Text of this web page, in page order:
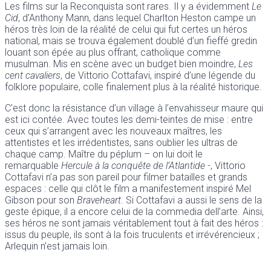
Les films sur la Reconquista sont rares. Il y a évidemment Le
Cid, d’Anthony Mann, dans lequel Charlton Heston campe un
héros très loin de la réalité de celui qui fut certes un héros
national, mais se trouva également doublé d’un fieffé gredin
louant son épée au plus offrant, catholique comme
musulman. Mis en scène avec un budget bien moindre, Les
cent cavaliers, de Vittorio Cottafavi, inspiré d’une légende du
folklore populaire, colle finalement plus à la réalité historique.
C’est donc la résistance d’un village à l’envahisseur maure qui
est ici contée. Avec toutes les demi-teintes de mise : entre
ceux qui s’arrangent avec les nouveaux maîtres, les
attentistes et les irrédentistes, sans oublier les ultras de
chaque camp. Maître du péplum – on lui doit le
remarquable Hercule à la conquête de l’Atlantide -, Vittorio
Cottafavi n’a pas son pareil pour filmer batailles et grands
espaces : celle qui clôt le film a manifestement inspiré Mel
Gibson pour son Braveheart. Si Cottafavi a aussi le sens de la
geste épique, il a encore celui de la commedia dell’arte. Ainsi,
ses héros ne sont jamais véritablement tout à fait des héros :
issus du peuple, ils sont à la fois truculents et irrévérencieux ;
Arlequin n’est jamais loin.